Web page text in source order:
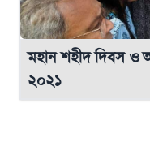
মহান শহীদ দিবস ও
২০২১